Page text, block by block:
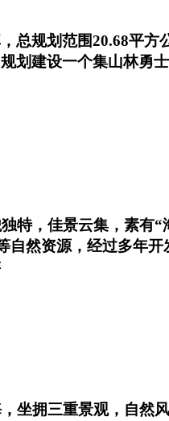
总规划范围20.68平方
划建设一个集山林勇
，佳景云集，素有“
然资源，经过多年
坐拥三重景观，自然